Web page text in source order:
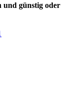
und günstig oder